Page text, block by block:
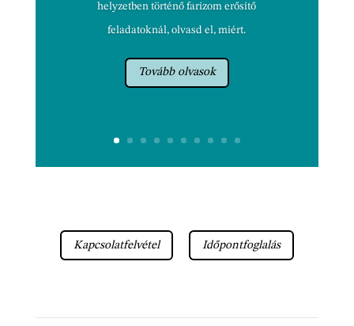
helyzetben történő farizom erősítő
feladatoknál, olvasd el, miért.
Tovább olvasok
Kapcsolatfelvétel Időpontfoglalás